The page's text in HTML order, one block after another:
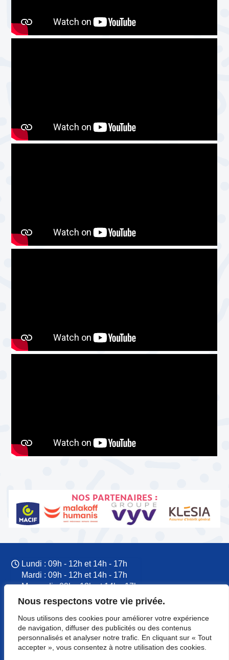
Nous respectons votre vie privée.
Nous utilisons des cookies pour améliorer votre expérience
de navigation, diffuser des publicités ou des contenus
personnalisés et analyser notre trafic. En cliquant sur « Tout
accepter », vous consentez à notre utilisation des cookies.
NOS PARTENAIRES :
Lundi : 09h - 12h et 14h - 17h
Mardi : 09h - 12h et 14h - 17h
Mercredi : 09h - 12h et 14h - 17h
Jeudi : 09h - 12h et 14h - 17h
Vendredi : 09h - 12h et 14h - 17h
09 77 60 53 37
CFTC Normandie
8 rue du Colonel Rémy